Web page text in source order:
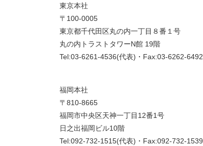
東京本社
〒100-0005
東京都千代田区丸の内一丁目８番１号
丸の内トラストタワーN館 19階
Tel:03-6261-4536(代表)・Fax:03-6262-6492
福岡本社
〒810-8665
福岡市中央区天神一丁目12番1号
日之出福岡ビル10階
Tel:092-732-1515(代表)・Fax:092-732-1539